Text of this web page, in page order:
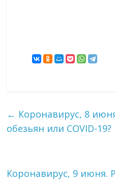
← Коронавирус, 8
обезьян или COVID-19?
Коронавирус, 9 июня.